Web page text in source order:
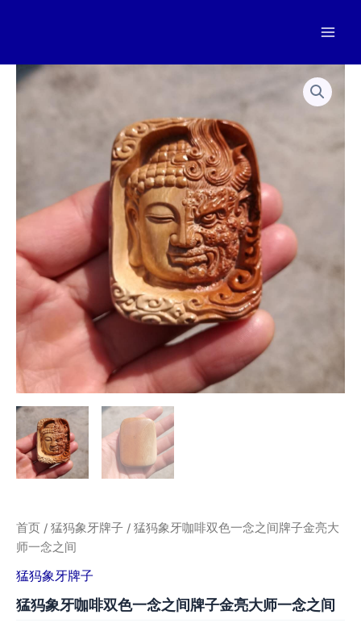
首页 / 猛犸象牙牌子 / 猛犸象牙咖啡双色一念之间牌子金亮大
师一念之间
猛犸象牙牌子
猛犸象牙咖啡双色一念之间牌子金亮大师一念之间